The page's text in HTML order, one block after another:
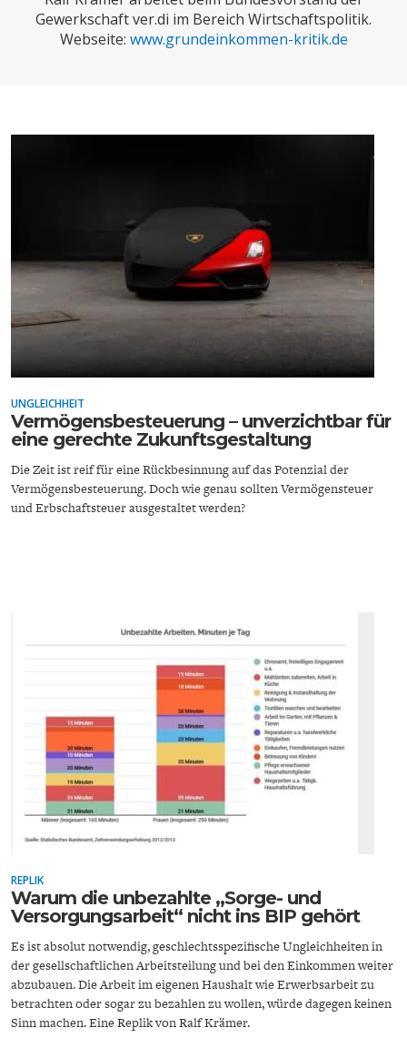
SUCHE
ECONOMISTS FOR FUTURE
CIRCULAR ECONOMY
DEUTSCHLAND
ENTWICKLUNGSPOLITIK
Gewerkschaft ver.di im Bereich Wirtschaftspolitik.
Webseite: www.grundeinkommen-kritik.de
UNGLEICHHEIT
Vermögensbesteuerung – unverzichtbar für
eine gerechte Zukunftsgestaltung
Die Zeit ist reif für eine Rückbesinnung auf das Potenzial der
Vermögensbesteuerung. Doch wie genau sollten Vermögensteuer
und Erbschaftsteuer ausgestaltet werden?
REPLIK
Warum die unbezahlte „Sorge- und
Versorgungsarbeit“ nicht ins BIP gehört
Es ist absolut notwendig, geschlechtsspezifische Ungleichheiten in
der gesellschaftlichen Arbeitsteilung und bei den Einkommen weiter
abzubauen. Die Arbeit im eigenen Haushalt wie Erwerbsarbeit zu
betrachten oder sogar zu bezahlen zu wollen, würde dagegen keinen
Sinn machen. Eine Replik von Ralf Krämer.